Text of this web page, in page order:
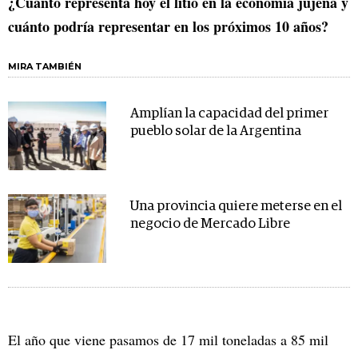
cuánto podría representar en los próximos 10 años?
MIRA TAMBIÉN
Amplían la capacidad del primer
pueblo solar de la Argentina
Una provincia quiere meterse en el
negocio de Mercado Libre
El año que viene pasamos de 17 mil toneladas a 85 mil